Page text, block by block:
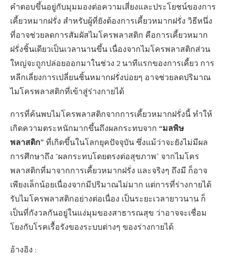
คำตอบขึ้นอยู่กับมุมมองต่อความเสี่ยงและประโยชน์ของการ
เคี้ยวหมากฝรั่ง สำหรับผู้ที่ยังต้องการเคี้ยวหมากฝรั่ง วิธีหนึ่ง
ที่อาจช่วยลดการสัมผัสไมโครพลาสติก คือการเคี้ยวหมาก
ฝรั่งชิ้นเดียวเป็นเวลานานขึ้น เนื่องจากไมโครพลาสติกส่วน
ใหญ่จะถูกปล่อยออกมาในช่วง 2 นาทีแรกของการเคี้ยว การ
หลีกเลี่ยงการเปลี่ยนชิ้นหมากฝรั่งบ่อยๆ อาจช่วยลดปริมาณ
ไมโครพลาสติกที่เข้าสู่ร่างกายได้
การที่ค้นพบไมโครพลาสติกจากการเคี้ยวหมากฝรั่งนี้ ทำให้
เกิดความตระหนักมากขึ้นถึงผลกระทบจาก “มลพิษ
พลาสติก” ที่เกิดขึ้นในโลกยุคปัจจุบัน ซึ่งแม้ว่าจะยังไม่มีผล
การศึกษาถึง “ผลกระทบโดยตรงต่อสุขภาพ” จากไมโคร
พลาสติกที่มาจากการเคี้ยวหมากฝรั่ง และจริงๆ ถึงมี ก็อาจ
เพียงเล็กน้อยเนื่องจากมีปริมาณไม่มาก แต่การที่ร่างกายได้
รับไมโครพลาสติกอย่างต่อเนื่อง เป็นระยะเวลายาวนาน ก็
เป็นที่กังวลกันอยู่ในแง่มุมของสาธารณสุข ว่าอาจจะเชื่อม
โยงกับโรคเรื้อรังของระบบต่างๆ ของร่างกายได้
อ้างอิง :